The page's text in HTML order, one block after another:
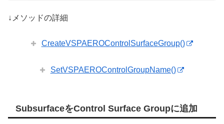
↓メソッドの詳細
CreateVSPAEROControlSurfaceGroup()
SetVSPAEROControlGroupName()
SubsurfaceをControl Surface Groupに追加